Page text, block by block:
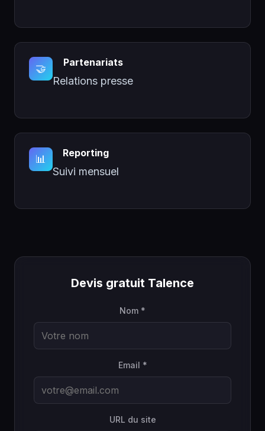
🤝 Partenariats
Relations presse
📊 Reporting
Suivi mensuel
Devis gratuit Talence
Nom *
Email *
URL du site